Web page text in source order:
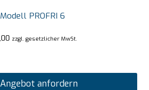
PROFRI 6
zzgl. gesetzlicher MwSt.
Angebot anfordern